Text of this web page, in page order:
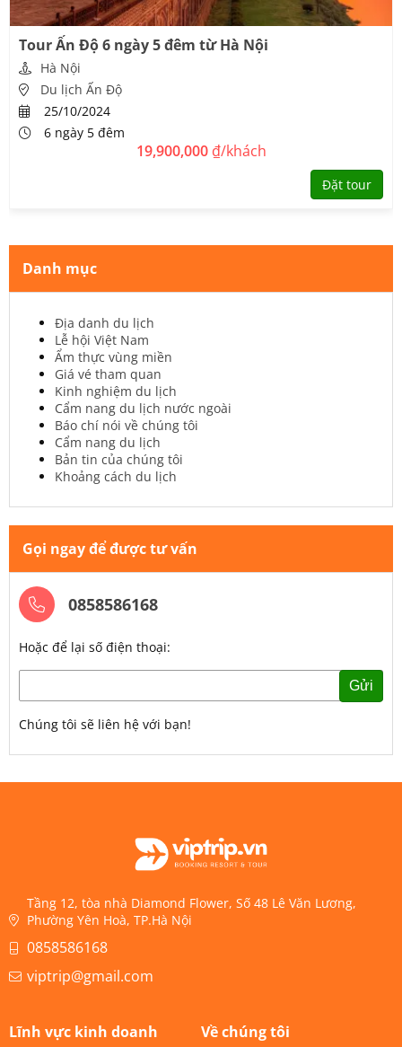
Tour Ấn Độ 6 ngày 5 đêm từ Hà Nội
Hà Nội
Du lịch Ấn Độ
25/10/2024
6 ngày 5 đêm
19,900,000 ₫/khách
Đặt tour
Danh mục
Địa danh du lịch
Lễ hội Việt Nam
Ẩm thực vùng miền
Giá vé tham quan
Kinh nghiệm du lịch
Cẩm nang du lịch nước ngoài
Báo chí nói về chúng tôi
Cẩm nang du lịch
Bản tin của chúng tôi
Khoảng cách du lịch
Gọi ngay để được tư vấn
0858586168
Hoặc để lại số điện thoại:
Gửi
Chúng tôi sẽ liên hệ với bạn!
Tầng 12, tòa nhà Diamond Flower, Số 48 Lê Văn Lương,
Phường Yên Hoà, TP.Hà Nội
0858586168
viptrip@gmail.com
Lĩnh vực kinh doanh Về chúng tôi